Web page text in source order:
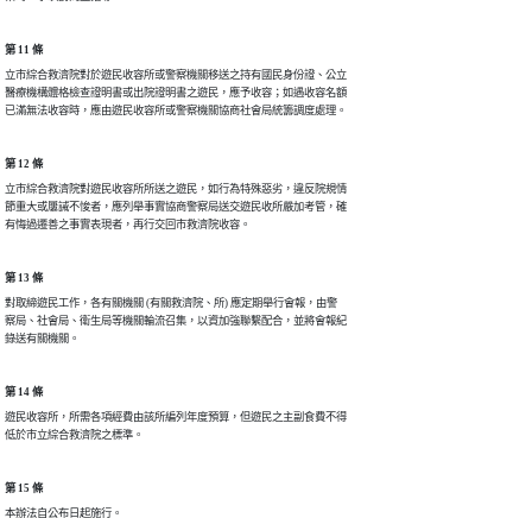
第 11 條
立市綜合救濟院對於遊民收容所或警察機關移送之持有國民身份證、公立
醫療機構體格檢查證明書或出院證明書之遊民，應予收容；如遇收容名額
第 12 條
立市綜合救濟院對遊民收容所所送之遊民，如行為特殊惡劣，違反院規情
節重大或屢誡不悛者，應列舉事實協商警察局送交遊民收所嚴加考管，確
第 13 條
對取締遊民工作，各有關機關 (有關救濟院、所) 應定期舉行會報，由警
察局、社會局、衛生局等機關輪流召集，以資加強聯繫配合，並將會報紀
第 14 條
遊民收容所，所需各項經費由該所編列年度預算，但遊民之主副食費不得
第 15 條